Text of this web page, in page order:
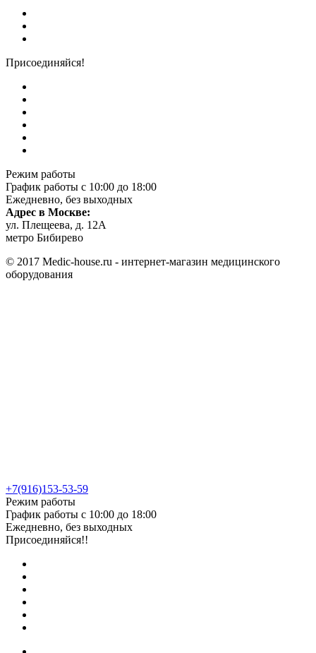
Присоединяйся!
Режим работы
График работы с 10:00 до 18:00
Ежедневно, без выходных
Адрес в Москве:
ул. Плещеева, д. 12А
метро Бибирево
© 2017 Medic-house.ru - интернет-магазин медицинского
оборудования
+7(916)153-53-59
Режим работы
График работы с 10:00 до 18:00
Ежедневно, без выходных
Присоединяйся!!